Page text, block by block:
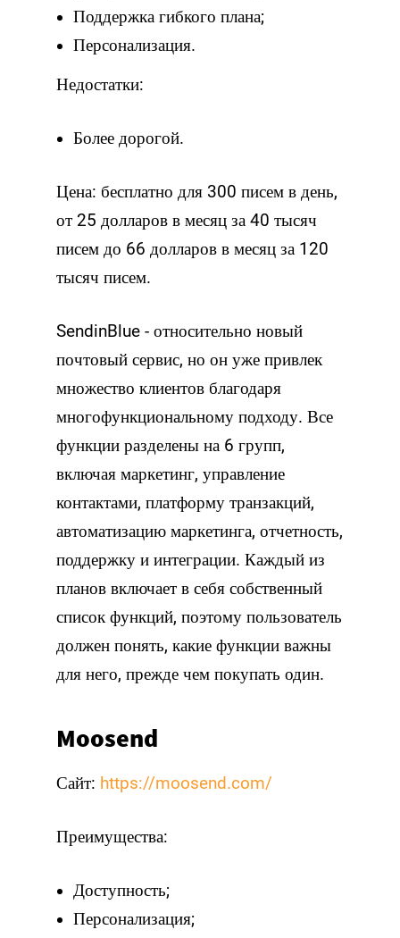
Поддержка гибкого плана;
Персонализация.
Недостатки:
Более дорогой.
Цена: бесплатно для 300 писем в день,
от 25 долларов в месяц за 40 тысяч
писем до 66 долларов в месяц за 120
тысяч писем.
SendinBlue - относительно новый
почтовый сервис, но он уже привлек
множество клиентов благодаря
многофункциональному подходу. Все
функции разделены на 6 групп,
включая маркетинг, управление
контактами, платформу транзакций,
автоматизацию маркетинга, отчетность,
поддержку и интеграции. Каждый из
планов включает в себя собственный
список функций, поэтому пользователь
должен понять, какие функции важны
для него, прежде чем покупать один.
Moosend
Сайт: https://moosend.com/
Преимущества:
Доступность;
Персонализация;